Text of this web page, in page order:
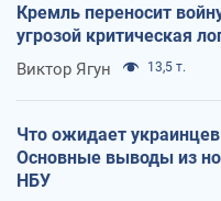
Кремль переносит
угрозой критическая
Виктор Ягун 13,5 т.
Что ожидает
Основные выводы из
НБУ